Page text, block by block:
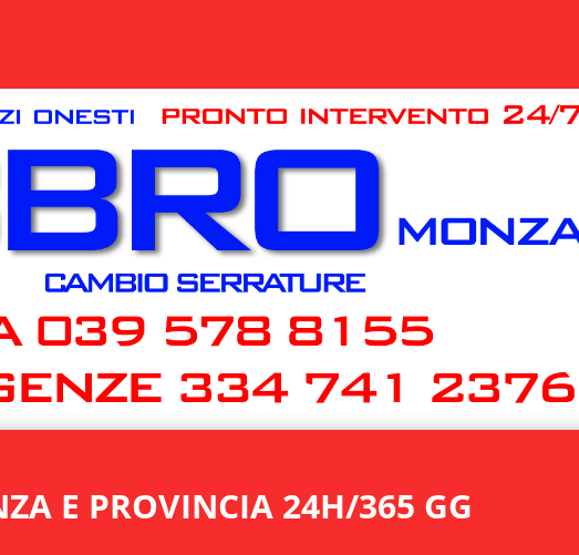
E PROVINCIA 24H/365 GG